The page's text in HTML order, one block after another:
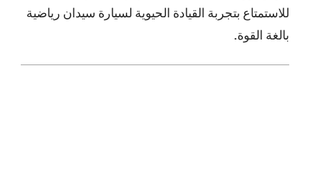
للاستمتاع بتجربة القيادة الحيوية لسيارة سيدان رياضية
بالغة القوة.